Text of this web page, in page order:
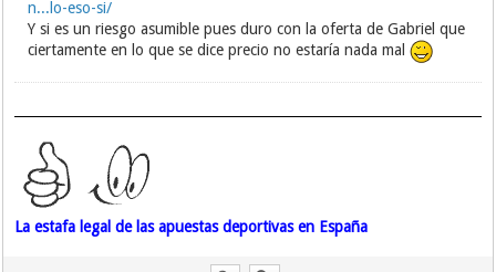
n...lo-eso-si/
Y si es un riesgo asumible pues duro con la oferta de Gabriel que
ciertamente en lo que se dice precio no estaría nada mal
La estafa legal de las apuestas deportivas en España